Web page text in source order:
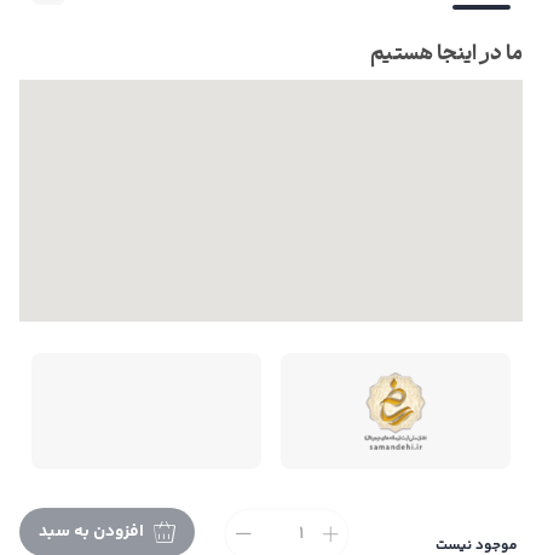
موجود نیست
افزودن به سبد
ما در اینجا هستیم